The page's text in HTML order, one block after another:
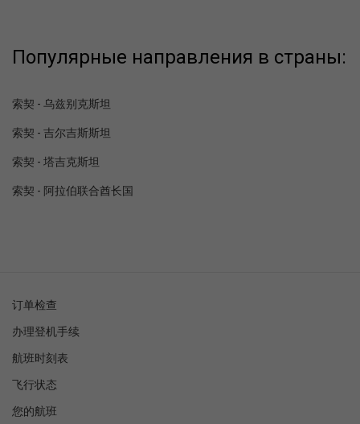
Популярные направления в страны:
索契 - 乌兹别克斯坦
索契 - 吉尔吉斯斯坦
索契 - 塔吉克斯坦
索契 - 阿拉伯联合酋长国
订单检查
办理登机手续
航班时刻表
飞行状态
您的航班